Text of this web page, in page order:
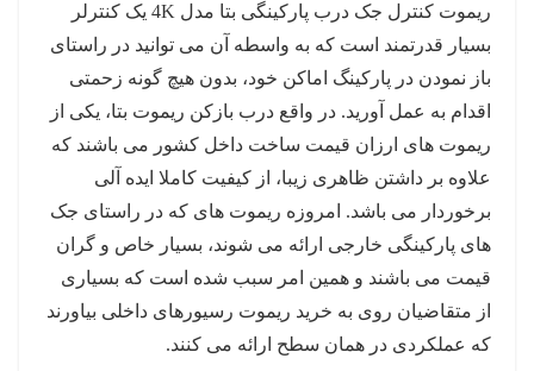
ریموت کنترل جک درب پارکینگی بتا مدل 4K یک کنترلر
بسیار قدرتمند است که به واسطه آن می توانید در راستای
باز نمودن در پارکینگ اماکن خود، بدون هیچ گونه زحمتی
اقدام به عمل آورید. در واقع درب بازکن ریموت بتا، یکی از
ریموت های ارزان قیمت ساخت داخل کشور می باشند که
علاوه بر داشتن ظاهری زیبا، از کیفیت کاملا ایده آلی
برخوردار می باشد. امروزه ریموت های که در راستای جک
های پارکینگی خارجی ارائه می شوند، بسیار خاص و گران
قیمت می باشند و همین امر سبب شده است که بسیاری
از متقاضیان روی به خرید ریموت رسیورهای داخلی بیاورند
که عملکردی در همان سطح ارائه می کنند.